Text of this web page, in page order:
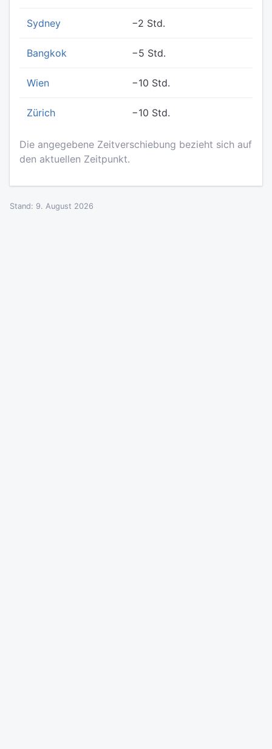
Sydney −2 Std.
Bangkok −5 Std.
Wien −10 Std.
Zürich −10 Std.
Die angegebene Zeitverschiebung bezieht sich auf
den aktuellen Zeitpunkt.
Stand: 9. August 2026